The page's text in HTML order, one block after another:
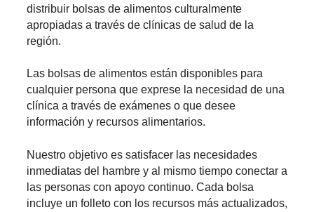
distribuir bolsas de alimentos culturalmente
apropiadas a través de clínicas de salud de la
región.
Las bolsas de alimentos están disponibles para
cualquier persona que exprese la necesidad de una
clínica a través de exámenes o que desee
información y recursos alimentarios.
Nuestro objetivo es satisfacer las necesidades
inmediatas del hambre y al mismo tiempo conectar a
las personas con apoyo continuo. Cada bolsa
incluye un folleto con los recursos más actualizados,